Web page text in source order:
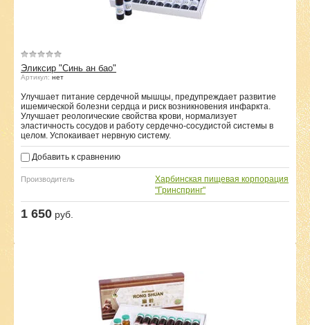
Эликсир "Синь ан бао"
Артикул: нет
Улучшает питание сердечной мышцы, предупреждает развитие
ишемической болезни сердца и риск возникновения инфаркта.
Улучшает реологические свойства крови, нормализует
эластичность сосудов и работу сердечно-сосудистой системы в
целом. Успокаивает нервную систему.
Добавить к сравнению
Производитель
Харбинская пищевая корпорация
"Гринспринг"
1 650 руб.